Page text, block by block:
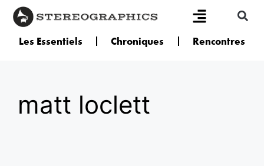
Les Essentiels Chroniques Rencontres
matt loclett